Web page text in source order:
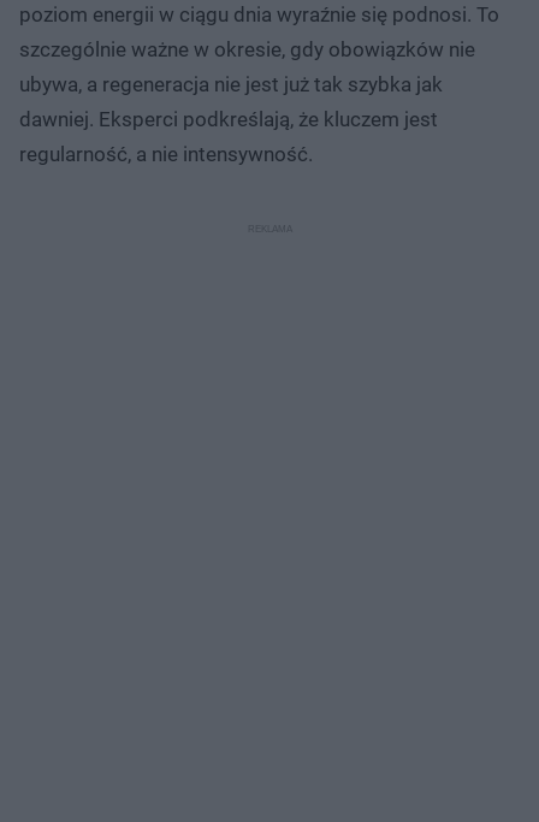
poziom energii w ciągu dnia wyraźnie się podnosi. To
szczególnie ważne w okresie, gdy obowiązków nie
ubywa, a regeneracja nie jest już tak szybka jak
dawniej. Eksperci podkreślają, że kluczem jest
regularność, a nie intensywność.